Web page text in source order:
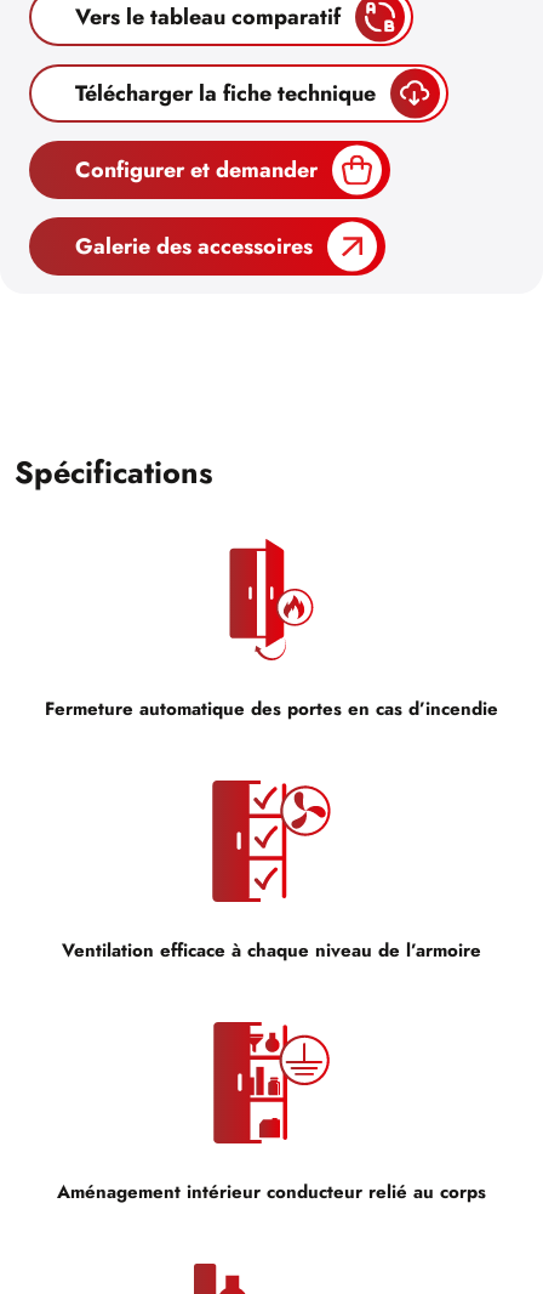
Vers le tableau comparatif
Télécharger la fiche technique
Configurer et demander
Galerie des accessoires
Spécifications
Fermeture automatique des portes en cas d’incendie
Ventilation efficace à chaque niveau de l’armoire
Aménagement intérieur conducteur relié au corps